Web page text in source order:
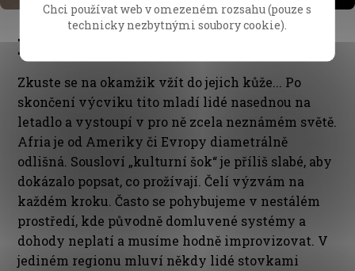
Kázání na africké půdě
Zkuste se na okamžik vžít do jejich kůže... Po
skončení výcviku tito mladí lidé nasednou na
letadlo a vystoupí v pro ně zcela neznámém světě.
Afria je od Ameriky či Evropy diametrálně
odlišná. Sousloví „kulturní šok“ je příliš slabé, aby
dokázalo popsat, co prožívají. Čelí výzvám na
každém kroku. Často se pohybujeme v nestálém
prostředí, kde původně domluvené systémy a
dohody neplatí a musíme hodně improvizovat. V
jediném regionu mluví někdy lidé stovkami
Chci používat web v omezeném rozsahu (pouze s
technicky nezbytnými soubory cookie).